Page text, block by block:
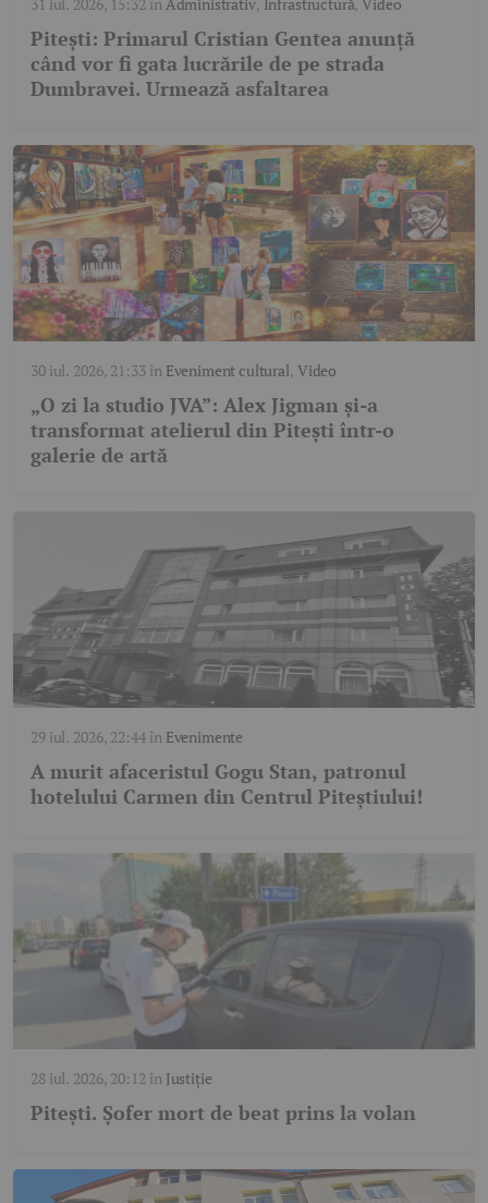
Pitești: Primarul Cristian Gentea anunță
când vor fi gata lucrările de pe strada
Dumbravei. Urmează asfaltarea
30 iul. 2026, 21:33în Eveniment cultural, Video
„O zi la studio JVA”: Alex Jigman și-a
transformat atelierul din Pitești într-o
galerie de artă
29 iul. 2026, 22:44în Evenimente
A murit afaceristul Gogu Stan, patronul
hotelului Carmen din Centrul Piteștiului!
28 iul. 2026, 20:12 în Justiție
Pitești. Șofer mort de beat prins la volan